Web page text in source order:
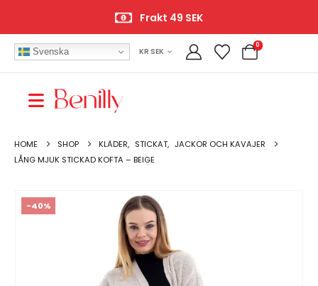
Frakt 49 SEK
Svenska KR SEK
0
HOME SHOP KLÄDER, STICKAT, JACKOR OCH KAVAJER
LÅNG MJUK STICKAD KOFTA – BEIGE
-40%